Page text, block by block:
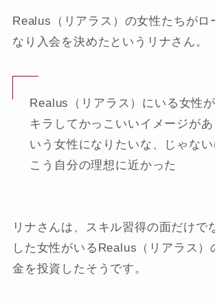
Realus（リアラス）の女性たちがロ
なり入会を決めたというリナさん。
Realus（リアラス）にいる女性
キラしてかっこいいイメージがあ
いう女性になりたいな、じゃな
こう自分の理想に近かった
リナさんは、スキル習得の面だけで
した女性がいるRealus（リアラス）
金を投資したそうです。